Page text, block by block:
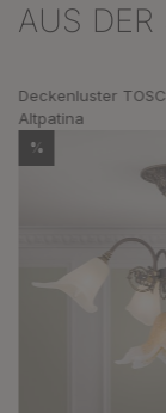
Produktgalerie
AUS DER
Deckenluster
Altpatina
%